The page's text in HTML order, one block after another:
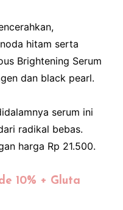
hitam serta
Brightening Serum
dan black pearl.
serum ini
radikal bebas.
harga Rp 21.500.
10% + Gluta